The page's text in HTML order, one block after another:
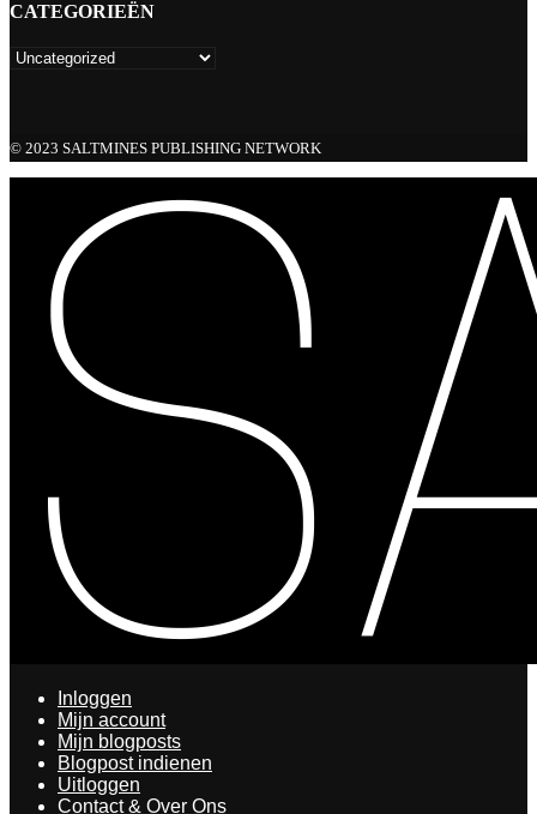
CATEGORIEËN
© 2023 SALTMINES PUBLISHING NETWORK
Inloggen
Mijn account
Mijn blogposts
Blogpost indienen
Uitloggen
Contact & Over Ons